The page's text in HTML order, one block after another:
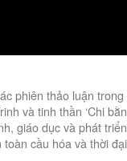
phiên thảo luận
và tinh thần ‘Chi
giáo dục và phát
cầu hóa và thời